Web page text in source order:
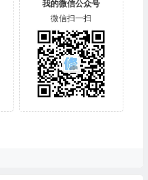
我的微信公众号
微信扫一扫